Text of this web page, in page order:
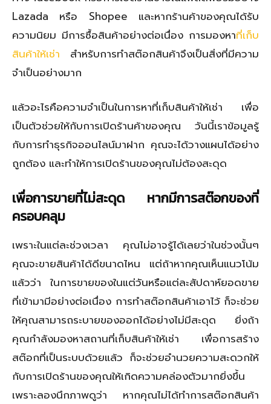
Lazada หรือ Shopee และหากร้านค้าของคุณได้รับ
ความนิยม มีการซื้อสินค้าอย่างต่อเนื่อง การมองหาที่เก็บ
สินค้าให้เช่า สำหรับการทำสต๊อกสินค้าจึงเป็นสิ่งที่มีความ
จำเป็นอย่างมาก
แล้วอะไรคือความจำเป็นในการหาที่เก็บสินค้าให้เช่า เพื่อ
เป็นตัวช่วยให้กับการเปิดร้านค้าของคุณ วันนี้เราข้อมูลรู้
กับการทำธุรกิจออนไลน์มาฝาก คุณจะได้วางแผนได้อย่าง
ถูกต้อง และทำให้การเปิดร้านของคุณไม่ต้องสะดุด
เพื่อการขายที่ไม่สะดุด หากมีการสต๊อกของที่
ครอบคลุม
เพราะในแต่ละช่วงเวลา คุณไม่อาจรู้ได้เลยว่าในช่วงนั้นๆ
คุณจะขายสินค้าได้ดีขนาดไหน แต่ถ้าหากคุณเห็นแนวโน้ม
แล้วว่า ในการขายของในแต่วันหรือแต่ละสัปดาห์ยอดขาย
ที่เข้ามามีอย่างต่อเนื่อง การทำสต๊อกสินค้าเอาไว้ ก็จะช่วย
ให้คุณสามารถระบายของออกได้อย่างไม่มีสะดุด ยิ่งถ้า
คุณกำลังมองหาสถานที่เก็บสินค้าให้เช่า เพื่อการสร้าง
สต๊อกที่เป็นระบบด้วยแล้ว ก็จะช่วยอำนวยความสะดวกให้
กับการเปิดร้านของคุณให้เกิดความคล่องตัวมากยิ่งขึ้น
เพราะลองนึกภาพดูว่า หากคุณไม่ได้ทำการสต๊อกสินค้า